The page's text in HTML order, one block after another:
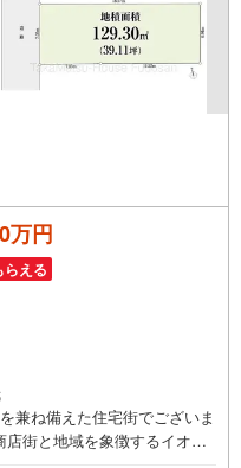
万円
える
兼ね備えた住宅街でございま
街と地域を象徴するイオン